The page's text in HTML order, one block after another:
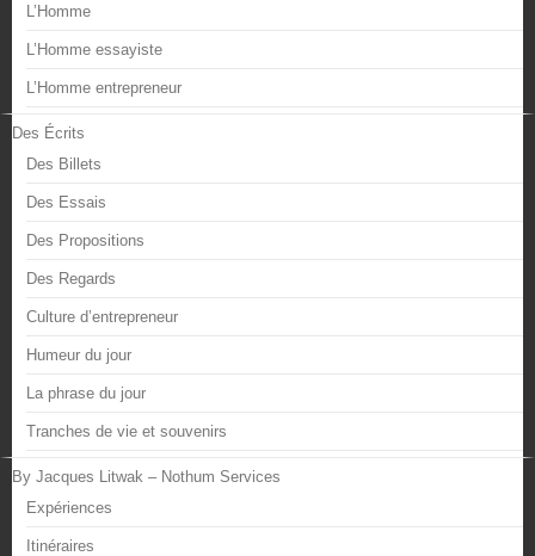
L’Homme
L’Homme essayiste
L’Homme entrepreneur
Des Écrits
Des Billets
Des Essais
Des Propositions
Des Regards
Culture d’entrepreneur
Humeur du jour
La phrase du jour
Tranches de vie et souvenirs
By Jacques Litwak – Nothum Services
Expériences
Itinéraires